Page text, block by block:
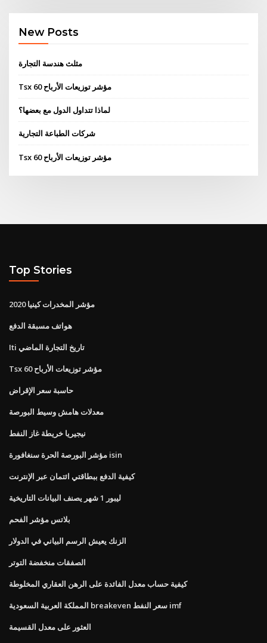
New Posts
مثلث هندسة التجارة
Tsx 60 مؤشر توزيعات الأرباح
لماذا تتداول الدول مع بعضها؟
شركات الطباعة التجارية
Tsx 60 مؤشر توزيعات الأرباح
Top Stories
مؤشر المخدرات كينيا 2020
هواتف مسبقة الدفع
Iti تاريخ التجارة الماضي
Tsx 60 مؤشر توزيعات الأرباح
حاسبة سعر الإقراض
معدلات هامش وسيط البورصة
نيجيريا خريطة غاز النفط
مؤشر البورصة الحرة سنغافورة isin
كيفية الدفع ببطاقتي ائتمان عبر الإنترنت
ليبور 1 شهر يصنف البيانات التاريخية
بلاتس مؤشر الفحم
الزنك يعيش الرسم البياني في الدولار
الصفقات منخفضة التوتر
كيفية حساب معدل الفائدة على الرهن العقاري المخلوطة
المملكة العربية السعودية breakeven سعر النفط imf
العثور على معدل القسيمة